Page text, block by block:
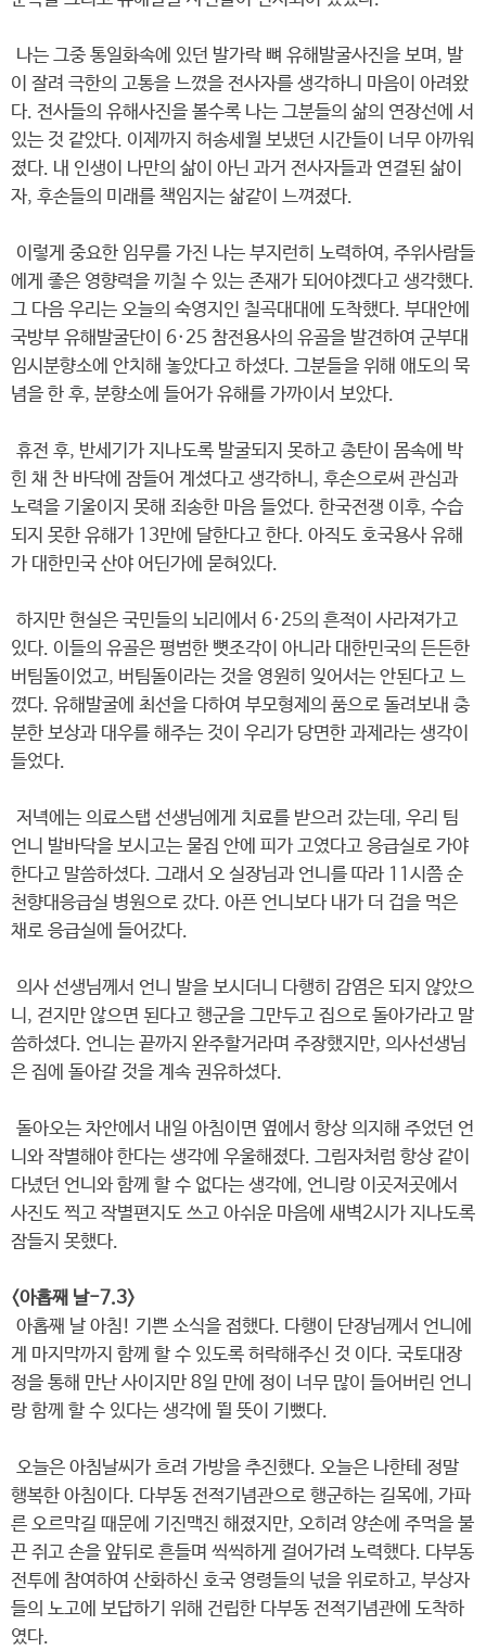
나는 그중 통일화속에 있던 발가락 뼈 유해발굴사진을 보며, 발
이 잘려 극한의 고통을 느꼈을 전사자를 생각하니 마음이 아려왔
다. 전사들의 유해사진을 볼수록 나는 그분들의 삶의 연장선에 서
있는 것 같았다. 이제까지 허송세월 보냈던 시간들이 너무 아까워
졌다. 내 인생이 나만의 삶이 아닌 과거 전사자들과 연결된 삶이
자, 후손들의 미래를 책임지는 삶같이 느껴졌다.
이렇게 중요한 임무를 가진 나는 부지런히 노력하여, 주위사람들
에게 좋은 영향력을 끼칠 수 있는 존재가 되어야겠다고 생각했다.
그 다음 우리는 오늘의 숙영지인 칠곡대대에 도착했다. 부대안에
국방부 유해발굴단이 6·25 참전용사의 유골을 발견하여 군부대
임시분향소에 안치해 놓았다고 하셨다. 그분들을 위해 애도의 묵
념을 한 후, 분향소에 들어가 유해를 가까이서 보았다.
휴전 후, 반세기가 지나도록 발굴되지 못하고 총탄이 몸속에 박
힌 채 찬 바닥에 잠들어 계셨다고 생각하니, 후손으로써 관심과
노력을 기울이지 못해 죄송한 마음 들었다. 한국전쟁 이후, 수습
되지 못한 유해가 13만에 달한다고 한다. 아직도 호국용사 유해
가 대한민국 산야 어딘가에 묻혀있다.
하지만 현실은 국민들의 뇌리에서 6·25의 흔적이 사라져가고
있다. 이들의 유골은 평범한 뼛조각이 아니라 대한민국의 든든한
버팀돌이었고, 버팀돌이라는 것을 영원히 잊어서는 안된다고 느
꼈다. 유해발굴에 최선을 다하여 부모형제의 품으로 돌려보내 충
분한 보상과 대우를 해주는 것이 우리가 당면한 과제라는 생각이
들었다.
저녁에는 의료스탭 선생님에게 치료를 받으러 갔는데, 우리 팀
언니 발바닥을 보시고는 물집 안에 피가 고였다고 응급실로 가야
한다고 말씀하셨다. 그래서 오 실장님과 언니를 따라 11시쯤 순
천향대응급실 병원으로 갔다. 아픈 언니보다 내가 더 겁을 먹은
채로 응급실에 들어갔다.
의사 선생님께서 언니 발을 보시더니 다행히 감염은 되지 않았으
니, 걷지만 않으면 된다고 행군을 그만두고 집으로 돌아가라고 말
씀하셨다. 언니는 끝까지 완주할거라며 주장했지만, 의사선생님
은 집에 돌아갈 것을 계속 권유하셨다.
돌아오는 차안에서 내일 아침이면 옆에서 항상 의지해 주었던 언
니와 작별해야 한다는 생각에 우울해졌다. 그림자처럼 항상 같이
다녔던 언니와 함께 할 수 없다는 생각에, 언니랑 이곳저곳에서
사진도 찍고 작별편지도 쓰고 아쉬운 마음에 새벽2시가 지나도록
잠들지 못했다.
<아홉째 날-7.3>
아홉째 날 아침! 기쁜 소식을 접했다. 다행이 단장님께서 언니에
게 마지막까지 함께 할 수 있도록 허락해주신 것 이다. 국토대장
정을 통해 만난 사이지만 8일 만에 정이 너무 많이 들어버린 언니
랑 함께 할 수 있다는 생각에 뛸 뜻이 기뻤다.
오늘은 아침날씨가 흐려 가방을 추진했다. 오늘은 나한테 정말
행복한 아침이다. 다부동 전적기념관으로 행군하는 길목에, 가파
른 오르막길 때문에 기진맥진 해졌지만, 오히려 양손에 주먹을 불
끈 쥐고 손을 앞뒤로 흔들며 씩씩하게 걸어가려 노력했다. 다부동
전투에 참여하여 산화하신 호국 영령들의 넋을 위로하고, 부상자
들의 노고에 보답하기 위해 건립한 다부동 전적기념관에 도착하
였다.